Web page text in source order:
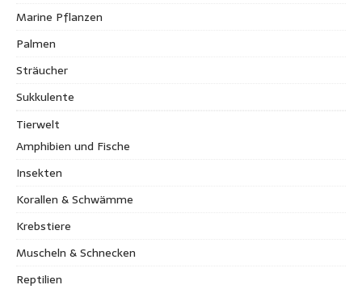
Marine Pflanzen
Palmen
Sträucher
Sukkulente
Tierwelt
Amphibien und Fische
Insekten
Korallen & Schwämme
Krebstiere
Muscheln & Schnecken
Reptilien